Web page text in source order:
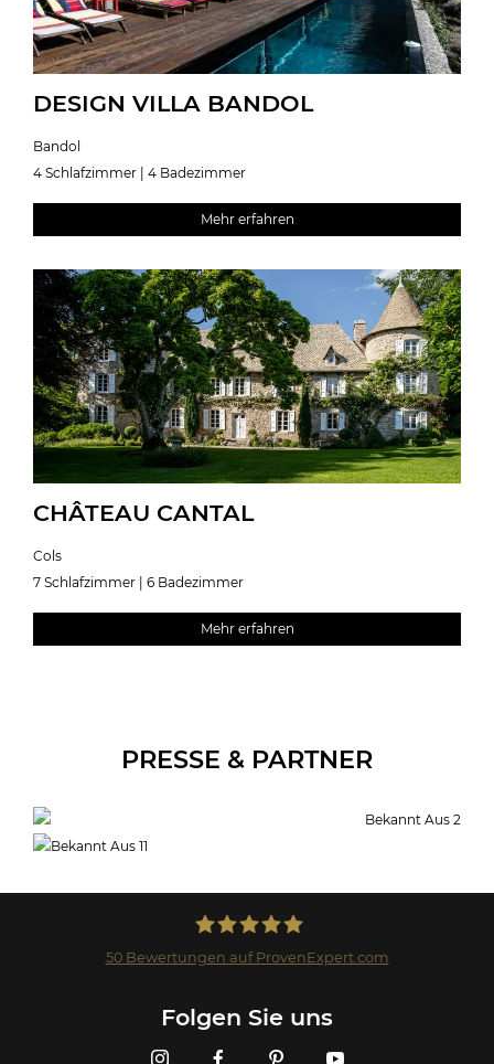
DESIGN VILLA BANDOL
Bandol
4 Schlafzimmer | 4 Badezimmer
Mehr erfahren
CHÂTEAU CANTAL
Cols
7 Schlafzimmer | 6 Badezimmer
Mehr erfahren
PRESSE & PARTNER
50Bewertungen auf ProvenExpert.com
Folgen Sie uns